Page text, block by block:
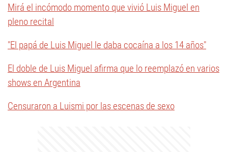
Mirá el incómodo momento que vivió Luis Miguel en
pleno recital
"El papá de Luis Miguel le daba cocaína a los 14 años"
El doble de Luis Miguel afirma que lo reemplazó en varios
shows en Argentina
Censuraron a Luismi por las escenas de sexo